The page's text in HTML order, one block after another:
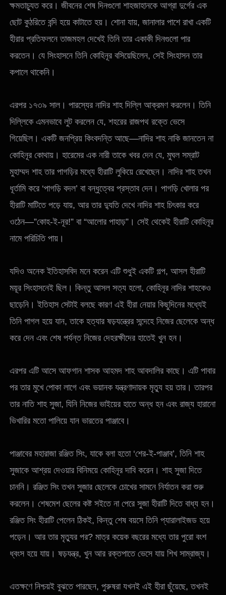
ক্ষমতাচ্যুত করে। জীবনের শেষ দিনগুলো শাহজাহানকে আগ্রা দুর্গের এক
ছোট কুঠরিতে বন্দি হয়ে কাটাতে হয়। শোনা যায়, জানালার পাশে রাখা একটি
হীরার প্রতিফলনে তাজমহল দেখেই তিনি তার একাকী দিনগুলো পার
করতেন। যে সিংহাসনে তিনি কোহিনূর বসিয়েছিলেন, সেই সিংহাসন তার
কপালে থাকেনি।
এরপর ১৭৩৯ সাল। পারস্যের নাদির শাহ দিল্লি আক্রমণ করলেন। তিনি
দিল্লিকে এমনভাবে লুট করলেন যে, শহরের রাজপথ রক্তে ভেসে
গিয়েছিল। একটি জনপ্রিয় কিংবদন্তি আছে—নাদির শাহ নাকি জানতেন না
কোহিনূর কোথায়। হারেমের এক নারী তাকে খবর দেন যে, মুঘল সম্রাট
মুহাম্মদ শাহ তার পাগড়ির মধ্যে হীরাটি লুকিয়ে রেখেছেন। নাদির শাহ তখন
ধূর্তামি করে ‘পাগড়ি বদল’ বা বন্ধুত্বের প্রস্তাব দেন। পাগড়ি খোলার পর
হীরাটি মাটিতে পড়ে যায়, আর তার দ্যুতি দেখে নাদির শাহ চিৎকার করে
ওঠেন—”কোহ-ই-নূর!” বা “আলোর পাহাড়”। সেই থেকেই হীরাটি কোহিনূর
নামে পরিচিতি পায়।
যদিও অনেক ইতিহাসবিদ মনে করেন এটি শুধুই একটি গল্প, আসল হীরাটি
ময়ূর সিংহাসনেই ছিল। কিন্তু আসল সত্য হলো, কোহিনূর নাদির শাহকেও
ছাড়েনি। ইতিহাস সেটাই বলছে কারণ এই হীরা নেয়ার কিছুদিনের মধ্যেই
তিনি পাগল হয়ে যান, তাকে হত্যার ষড়যন্ত্রের সন্দেহে নিজের ছেলেকে অন্ধ
করে দেন এবং শেষ পর্যন্ত নিজের দেহরক্ষীদের হাতেই খুন হন।
এরপর এটি আসে আফগান শাসক আহমদ শাহ আবদালির কাছে। এটি পাবার
পর তার মুখে পোকা লাগে এবং ভয়ানক যন্ত্রণাদায়ক মৃত্যু হয় তার। তারপর
তার নাতি শাহ সুজা, যিনি নিজের ভাইয়ের হাতে অন্ধ হন এবং রাজ্য হারানো
ভিখারির মতো পালিয়ে যান ভারতের পাঞ্জাবে।
পাঞ্জাবের মহারাজা রঞ্জিত সিং, যাকে বলা হতো ‘শের-ই-পাঞ্জাব’, তিনি শাহ
সুজাকে আশ্রয় দেওয়ার বিনিময়ে কোহিনূর দাবি করেন। শাহ সুজা দিতে
চাননি। রঞ্জিত সিং তখন সুজার ছেলেকে চোখের সামনে নির্যাতন করা শুরু
করলেন। শেষমেশ ছেলের কষ্ট সইতে না পেরে সুজা হীরাটি দিতে বাধ্য হন।
রঞ্জিত সিং হীরাটি পেলেন ঠিকই, কিন্তু শেষ বয়সে তিনি প্যারালাইজড হয়ে
পড়েন। আর তার মৃত্যুর পর? মাত্র কয়েক বছরের মধ্যে তার পুরো বংশ
ধ্বংস হয়ে যায়। ষড়যন্ত্র, খুন আর রক্তপাতে ভেসে যায় শিখ সাম্রাজ্য।
এতক্ষণে নিশ্চয়ই বুঝতে পারছেন, পুরুষরা যখনই এই হীরা ছুঁয়েছে, তখনই